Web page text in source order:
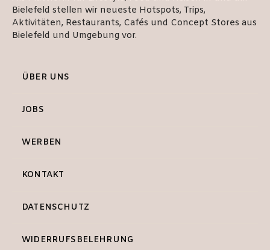
Bielefeld stellen wir neueste Hotspots, Trips,
Aktivitäten, Restaurants, Cafés und Concept Stores aus
Bielefeld und Umgebung vor.
ÜBER UNS
JOBS
WERBEN
KONTAKT
DATENSCHUTZ
WIDERRUFSBELEHRUNG